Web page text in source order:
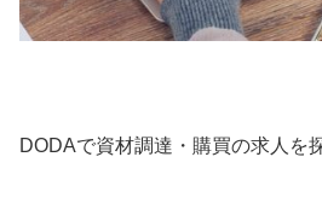
DODAで資材調達・購買の求人を